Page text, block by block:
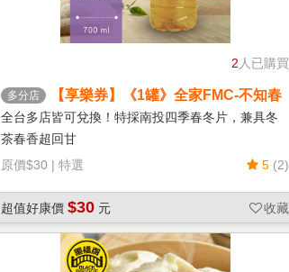
2 人已購買
多分店
【享樂券】《1罐》全家FMC-不知春
茶
全台多店皆可兌換！特採南投四季春冬片，兼具冬
茶春香超回甘
原價$30 | 特選 5 (2)
超值好康價 $30 元 收藏